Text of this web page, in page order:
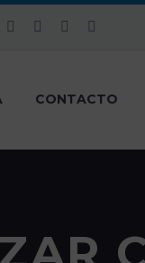
CONTACTO